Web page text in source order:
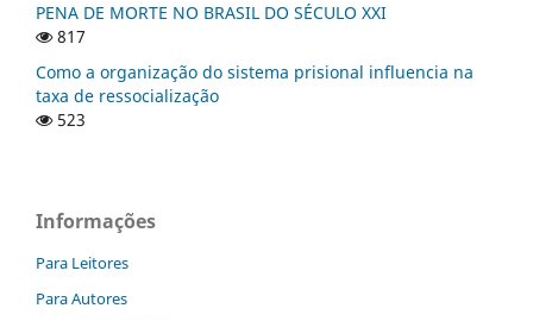
PENA DE MORTE NO BRASIL DO SÉCULO XXI
817
Como a organização do sistema prisional influencia na
taxa de ressocialização
523
Informações
Para Leitores
Para Autores